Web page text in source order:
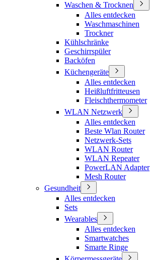
Waschen & Trocknen
Alles entdecken
Waschmaschinen
Trockner
Kühlschränke
Geschirrspüler
Backöfen
Küchengeräte
Alles entdecken
Heißluftfritteusen
Fleischthermometer
WLAN Netzwerk
Alles entdecken
Beste Wlan Router
Netzwerk-Sets
WLAN Router
WLAN Repeater
PowerLAN Adapter
Mesh Router
Gesundheit
Alles entdecken
Sets
Wearables
Alles entdecken
Smartwatches
Smarte Ringe